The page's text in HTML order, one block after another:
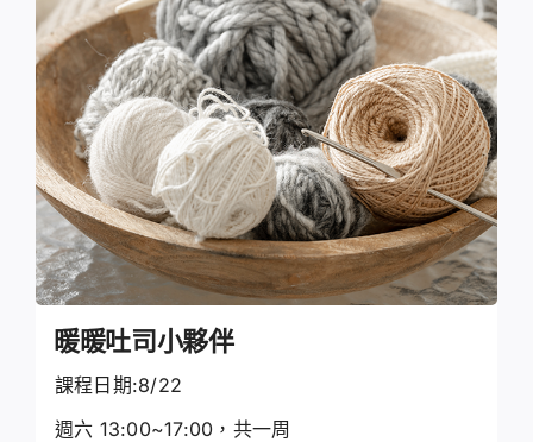
暖暖吐司小夥伴
課程日期:8/22
週六 13:00~17:00，共一周